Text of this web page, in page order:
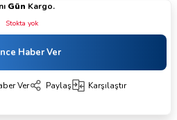
Gün Kargo.
Stokta yok
Haber Ver
Ver Paylaş Karşılaştır